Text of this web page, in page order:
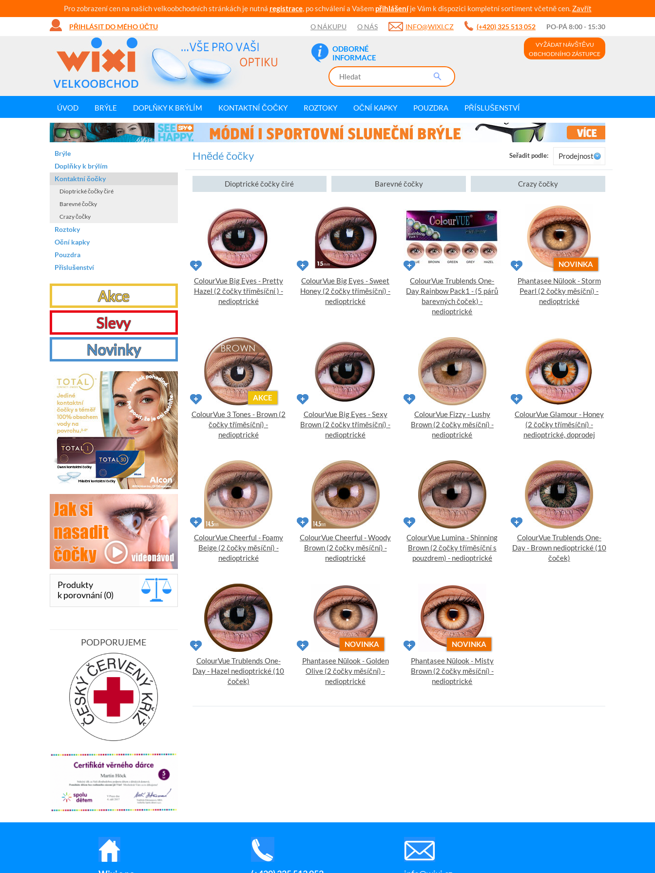
Pro zobrazení cen na našich velkoobchodních stránkách je nutná registrace, po schválení a Vašem přihlášeníje Vám k dispozici kompletní sortiment včetně cen. Zavřít
PŘIHLÁSIT DO MÉHO ÚČTU O NÁKUPU O NÁS INFO@WIXI.CZ (+420) 325 513 052 PO-PÁ 8:00 - 15:30
ODBORNÉ
INFORMACE
VYŽÁDAT NÁVŠTĚVU
OBCHODNÍHO ZÁSTUPCE
ÚVOD BRÝLE DOPLŇKY K BRÝLÍM KONTAKTNÍ ČOČKY ROZTOKY OČNÍ KAPKY POUZDRA PŘÍSLUŠENSTVÍ
Hnědé čočky Seřadit podle: Prodejnost
Dioptrické čočky čiré Barevné čočky Crazy čočky
ColourVue Big Eyes - Pretty
Hazel (2 čočky tříměsíční ) -
nedioptrické
ColourVue Big Eyes - Sweet
Honey (2 čočky tříměsíční) -
nedioptrické
ColourVue Trublends One-
Day Rainbow Pack1 - (5 párů
barevných čoček) -
nedioptrické
NOVINKA
Phantasee Nülook - Storm
Pearl (2 čočky měsíční) -
nedioptrické
AKCE
ColourVue 3 Tones - Brown (2
čočky tříměsíční) -
nedioptrické
ColourVue Big Eyes - Sexy
Brown (2 čočky tříměsíční) -
nedioptrické
ColourVue Fizzy - Lushy
Brown (2 čočky měsíční) -
nedioptrické
ColourVue Glamour - Honey
(2 čočky tříměsíční) -
nedioptrické, doprodej
ColourVue Cheerful - Foamy
Beige (2 čočky měsíční) -
nedioptrické
ColourVue Cheerful - Woody
Brown (2 čočky měsíční) -
nedioptrické
ColourVue Lumina - Shinning
Brown (2 čočky tříměsíční s
pouzdrem) - nedioptrické
ColourVue Trublends One-
Day - Brown nedioptrické (10
čoček)
ColourVue Trublends One-
Day - Hazel nedioptrické (10
čoček)
NOVINKA
Phantasee Nülook - Golden
Olive (2 čočky měsíční) -
nedioptrické
NOVINKA
Phantasee Nülook - Misty
Brown (2 čočky měsíční) -
nedioptrické
Brýle
Doplňky k brýlím
Kontaktní čočky
Dioptrické čočky čiré
Barevné čočky
Crazy čočky
Roztoky
Oční kapky
Pouzdra
Příslušenství
Akce
Slevy
Novinky
Produkty
k porovnání (0)
PODPORUJEME